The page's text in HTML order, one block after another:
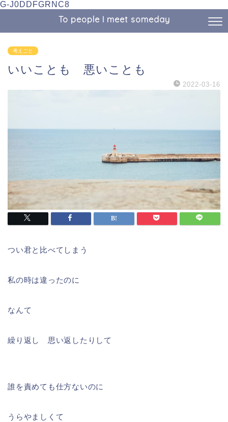
G-J0DDFGRNC8
To people I meet someday
考えごと
いいことも 悪いことも
2022-03-16
つい君と比べてしまう
私の時は違ったのに
なんて
繰り返し 思い返したりして
誰を責めても仕方ないのに
うらやましくて